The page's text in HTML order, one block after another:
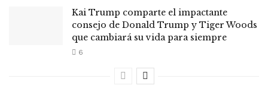
Kai Trump comparte el impactante
consejo de Donald Trump y Tiger Woods
que cambiará su vida para siempre
6